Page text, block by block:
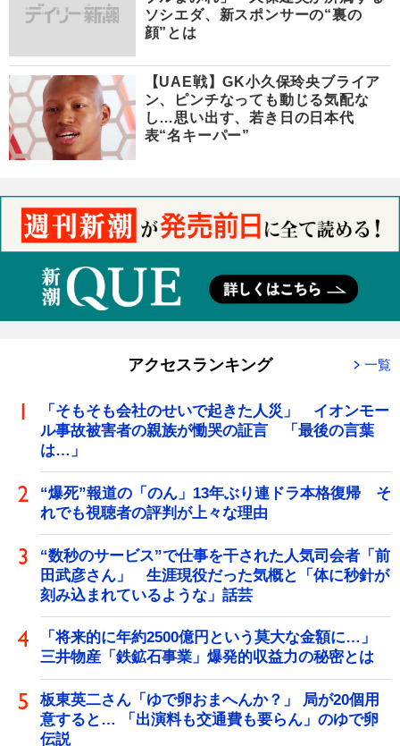
ソシエダ、新スポンサーの“裏の
顔”とは
【UAE戦】GK小久保玲央ブライア
ン、ピンチなっても動じる気配な
し…思い出す、若き日の日本代
表“名キーパー”
アクセスランキング 一覧
「そもそも会社のせいで起きた人災」 イオンモー
ル事故被害者の親族が慟哭の証言 「最後の言葉
は…」
“爆死”報道の「のん」13年ぶり連ドラ本格復帰 そ
れでも視聴者の評判が上々な理由
“数秒のサービス”で仕事を干された人気司会者「前
田武彦さん」 生涯現役だった気概と「体に秒針が
刻み込まれているような」話芸
「将来的に年約2500億円という莫大な金額に…」
三井物産「鉄鉱石事業」爆発的収益力の秘密とは
板東英二さん「ゆで卵おまへんか？」 局が20個用
意すると… 「出演料も交通費も要らん」のゆで卵
伝説